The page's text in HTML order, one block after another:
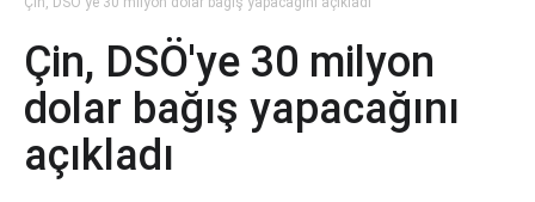
Çin, DSÖ'ye 30 milyon
dolar bağış yapacağını
açıkladı